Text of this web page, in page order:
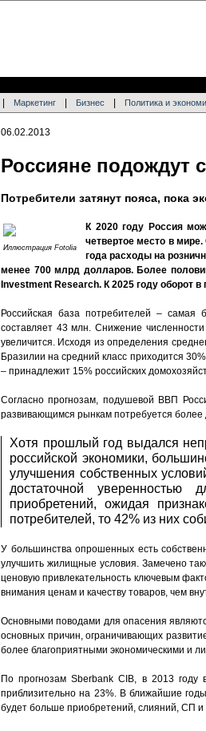
Маркетинг Бизнес Политика и
06.02.2013
Россияне подождут
Потребители затянут пояса, пока
Иллюстрация Fotolia
К 2020 году Россия
четвертое место в
года расходы на
менее 700 млрд долларов. Более
Investment Research. К 2025 году оборот
Российская база потребителей –
составляет 43 млн. Снижение
увеличится. Исходя из определения
Бразилии на средний класс приходится
– принадлежит 15% российских
Согласно прогнозам, подушевой ВВП
развивающимся рынкам потребуется
Хотя прошлый год выдался
российской экономики,
улучшения собственных
достаточной уверенностью
приобретений, ожидая
потребителей, то 42% из них
У большинства опрошенных есть
улучшить жилищные условия. Замечено
ценовую привлекательность ключевым
внимания ценам и качеству товаров, чем
Основными поводами для опасения
основных причин, ограничивающих
более благоприятными экономическими и
По прогнозам Sberbank CIB, в 2013 году
приблизительно на 23%. В ближайшие
будет больше приобретений, слияний, СП и